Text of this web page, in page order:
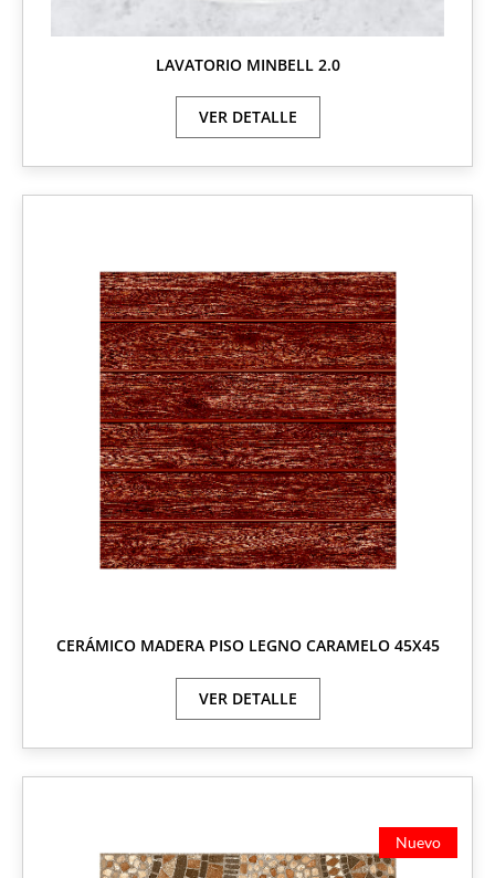
LAVATORIO MINBELL 2.0
VER DETALLE
CERÁMICO MADERA PISO LEGNO CARAMELO 45X45
VER DETALLE
Nuevo